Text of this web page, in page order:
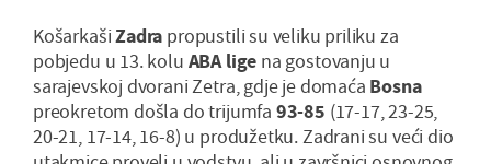
KošarkašiZadra propustili su veliku priliku za
pobjedu u 13. kolu ABA lige na gostovanju u
sarajevskoj dvorani Zetra, gdje je domaća Bosna
preokretom došla do trijumfa 93-85 (17-17, 23-25,
20-21, 17-14, 16-8) u produžetku. Zadrani su veći dio